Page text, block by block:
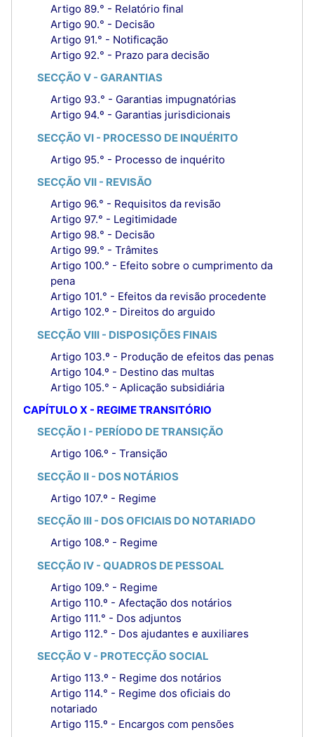
Artigo 89.° - Relatório final
Artigo 90.° - Decisão
Artigo 91.° - Notificação
Artigo 92.° - Prazo para decisão
SECÇÃO V - GARANTIAS
Artigo 93.° - Garantias impugnatórias
Artigo 94.º - Garantias jurisdicionais
SECÇÃO VI - PROCESSO DE INQUÉRITO
Artigo 95.° - Processo de inquérito
SECÇÃO VII - REVISÃO
Artigo 96.° - Requisitos da revisão
Artigo 97.° - Legitimidade
Artigo 98.° - Decisão
Artigo 99.° - Trâmites
Artigo 100.° - Efeito sobre o cumprimento da
pena
Artigo 101.° - Efeitos da revisão procedente
Artigo 102.º - Direitos do arguido
SECÇÃO VIII - DISPOSIÇÕES FINAIS
Artigo 103.º - Produção de efeitos das penas
Artigo 104.º - Destino das multas
Artigo 105.° - Aplicação subsidiária
CAPÍTULO X - REGIME TRANSITÓRIO
SECÇÃO I - PERÍODO DE TRANSIÇÃO
Artigo 106.º - Transição
SECÇÃO II - DOS NOTÁRIOS
Artigo 107.º - Regime
SECÇÃO III - DOS OFICIAIS DO NOTARIADO
Artigo 108.º - Regime
SECÇÃO IV - QUADROS DE PESSOAL
Artigo 109.° - Regime
Artigo 110.º - Afectação dos notários
Artigo 111.° - Dos adjuntos
Artigo 112.° - Dos ajudantes e auxiliares
SECÇÃO V - PROTECÇÃO SOCIAL
Artigo 113.º - Regime dos notários
Artigo 114.° - Regime dos oficiais do
notariado
Artigo 115.º - Encargos com pensões